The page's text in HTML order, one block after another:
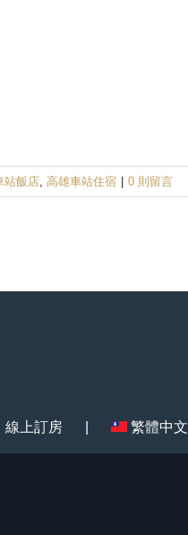
站飯店, 高雄車站住宿 0 則留言
線上訂房 繁體中文